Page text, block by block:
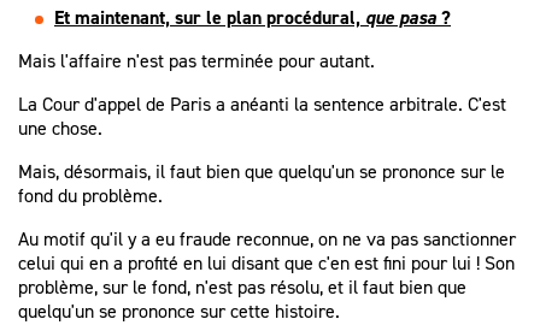
Et maintenant, sur le plan procédural, que pasa?
Mais l'affaire n'est pas terminée pour autant.
La Cour d'appel de Paris a anéanti la sentence arbitrale. C'est
une chose.
Mais, désormais, il faut bien que quelqu'un se prononce sur le
fond du problème.
Au motif qu'il y a eu fraude reconnue, on ne va pas sanctionner
celui qui en a profité en lui disant que c'en est fini pour lui ! Son
problème, sur le fond, n'est pas résolu, et il faut bien que
quelqu'un se prononce sur cette histoire.